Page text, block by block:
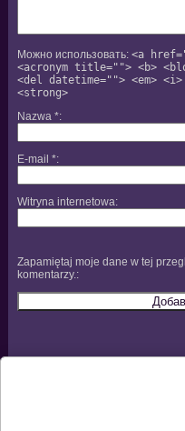
Можно использовать: <a
<acronym title=""> <b>
<del datetime=""> <em>
<strong>
Nazwa *
E-mail *
Witryna internetowa
Zapamiętaj moje dane w tej
komentarzy.